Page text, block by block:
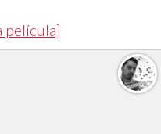
película]